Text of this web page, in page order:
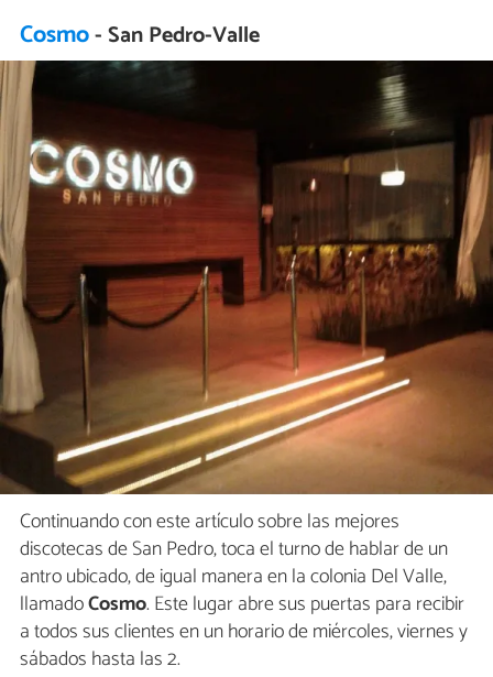
Cosmo- San Pedro-Valle
Continuando con este artículo sobre las mejores
discotecas de San Pedro, toca el turno de hablar de un
antro ubicado, de igual manera en la colonia Del Valle,
llamadoCosmo. Este lugar abre sus puertas para recibir
a todos sus clientes en un horario de miércoles, viernes y
sábados hasta las 2.